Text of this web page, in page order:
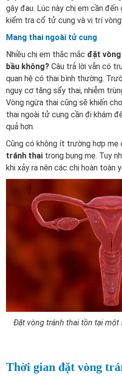
gây đau. Lúc này chị em cần
kiểm tra cổ tử cung và vị trí
Mang thai ngoài tử cung
Nhiều chị em thắc mắc đặt
bầu không? Câu trả lời vẫn có
quan hệ có thai bình thường.
nguy cơ tăng sẩy thai, nhiễm
Vòng ngừa thai cũng sẽ khiến
thai ngoài tử cung cần đi khám
quả hơn.
Cũng có không ít trường hợp mẹ
tránh thai trong bụng mẹ. Tuy
khi xảy ra nên các chị hoàn toàn
Đặt vòng tránh thai tồn tại
Thời gian đặt vòng
ĐĂNG